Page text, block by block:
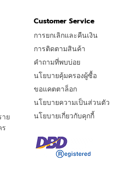
Customer Service
การยกเลิกและคืนเงิน
การติดตามสินค้า
คำถามที่พบบ่อย
นโยบายคุ้มครองผู้ซื้อ
ขอแคตตาล็อก
นโยบายความเป็นส่วนตัว
นโยบายเกี่ยวกับคุกกี้
าย
ร